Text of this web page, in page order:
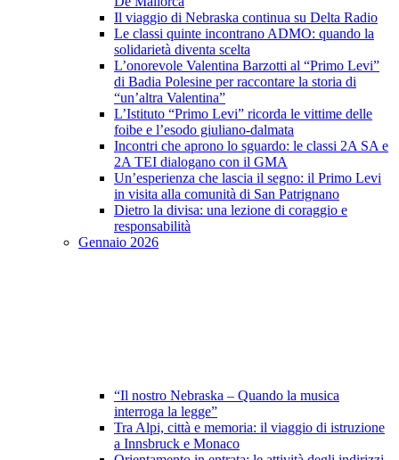
Il viaggio di Nebraska continua su Delta Radio
Le classi quinte incontrano ADMO: quando la
solidarietà diventa scelta
L’onorevole Valentina Barzotti al “Primo Levi”
di Badia Polesine per raccontare la storia di
“un’altra Valentina”
L’Istituto “Primo Levi” ricorda le vittime delle
foibe e l’esodo giuliano-dalmata
Incontri che aprono lo sguardo: le classi 2A SA e
2A TEI dialogano con il GMA
Un’esperienza che lascia il segno: il Primo Levi
in visita alla comunità di San Patrignano
Dietro la divisa: una lezione di coraggio e
responsabilità
Gennaio 2026
“Il nostro Nebraska – Quando la musica
interroga la legge”
Tra Alpi, città e memoria: il viaggio di istruzione
a Innsbruck e Monaco